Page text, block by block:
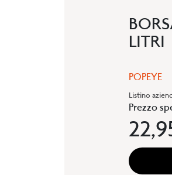
LITRI
Listino
Prezzo
POPEYE